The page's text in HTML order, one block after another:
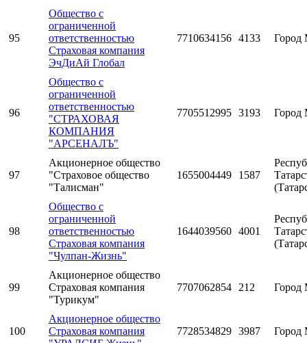
95
Общество с
ограниченной
ответственностью
Страховая компания
ЭчДиАй Глобал
7710634156 4133 Город
96
Общество с
ограниченной
ответственностью
"СТРАХОВАЯ
КОМПАНИЯ
"АРСЕНАЛЪ"
7705512995 3193 Город
97
Акционерное общество
"Страховое общество
"Талисман"
1655004449 1587
98
Общество с
ограниченной
ответственностью
Страховая компания
"Чулпан-Жизнь"
1644039560 4001
99
Акционерное общество
Страховая компания
"Турикум"
7707062854 212 Город
100
Акционерное общество
Страховая компания
7728534829 3987 Город